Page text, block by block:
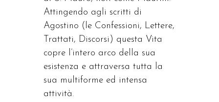
Attingendo agli scritti di
Agostino (le Confessioni, Lettere,
Trattati, Discorsi) questa Vita
copre l’intero arco della sua
esistenza e attraversa tutta la
sua multiforme ed intensa
attività.